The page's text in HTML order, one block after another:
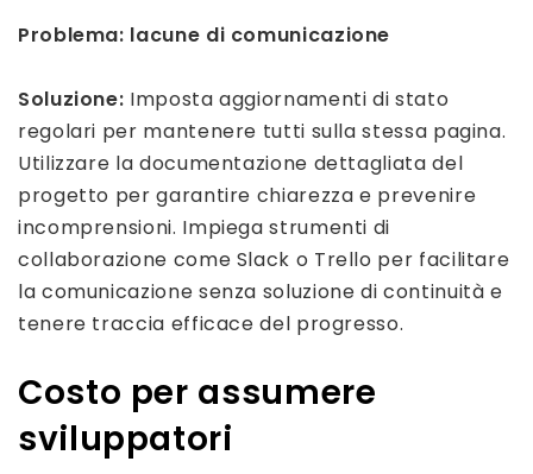
Problema: lacune di comunicazione
Soluzione: Imposta aggiornamenti di stato
regolari per mantenere tutti sulla stessa pagina.
Utilizzare la documentazione dettagliata del
progetto per garantire chiarezza e prevenire
incomprensioni. Impiega strumenti di
collaborazione come Slack o Trello per facilitare
la comunicazione senza soluzione di continuità e
tenere traccia efficace del progresso.
Costo per assumere
sviluppatori